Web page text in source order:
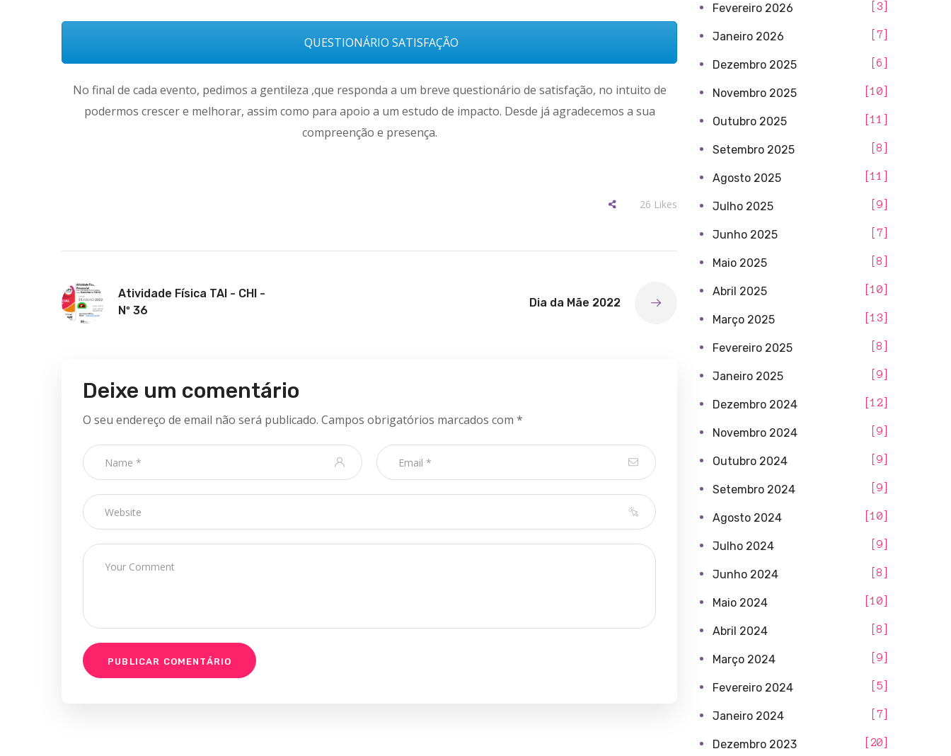
QUESTIONÁRIO SATISFAÇÃO
No final de cada evento, pedimos a gentileza ,que responda a um breve questionário de satisfação, no intuito de
podermos crescer e melhorar, assim como para apoio a um estudo de impacto. Desde já agradecemos a sua
compreenção e presença.
26 Likes
Atividade Física TAI - CHI -
Nº 36
Dia da Mãe 2022
Deixe um comentário
O seu endereço de email não será publicado. Campos obrigatórios marcados com *
Fevereiro 2026 3
Janeiro 2026 7
Dezembro 2025 6
Novembro 2025 10
Outubro 2025 11
Setembro 2025 8
Agosto 2025 11
Julho 2025 9
Junho 2025 7
Maio 2025 8
Abril 2025 10
Março 2025 13
Fevereiro 2025 8
Janeiro 2025 9
Dezembro 2024 12
Novembro 2024 9
Outubro 2024 9
Setembro 2024 9
Agosto 2024 10
Julho 2024 9
Junho 2024 8
Maio 2024 10
Abril 2024 8
Março 2024 9
Fevereiro 2024 5
Janeiro 2024 7
Dezembro 2023 20